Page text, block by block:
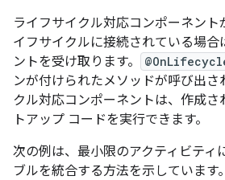
ライフサイクル対応コンポーネント
イフサイクルに接続されている場合
ントを受け取ります。
ンが付けられたメソッドが呼び出さ
クル対応コンポーネントは、作成さ
トアップ コードを実行できます。
次の例は、最小限のアクティビティ
ブルを統合する方法を示しています。